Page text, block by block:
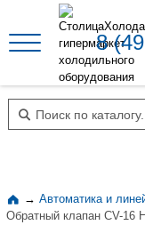
8
Поиск по каталогу
→ Автоматика и
Обратный клапан CV-16